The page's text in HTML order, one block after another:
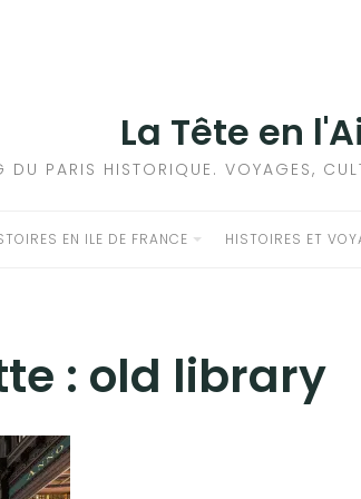
La Tête en
DU PARIS HISTORIQUE. VOYAGES,
EN ILE DE FRANCE HISTOIRES ET
: old library